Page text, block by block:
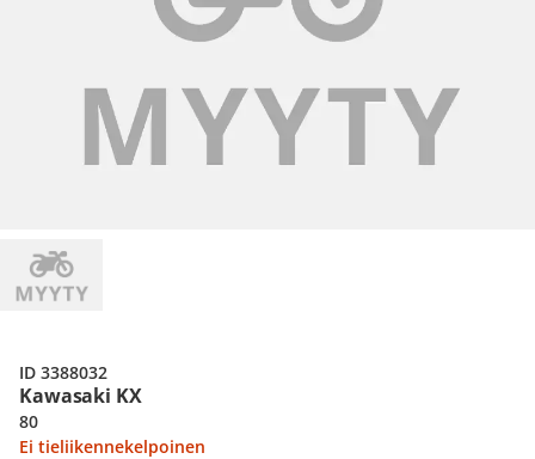
Kawasaki KX
80
Ei tieliikennekelpoinen
ID 3388032